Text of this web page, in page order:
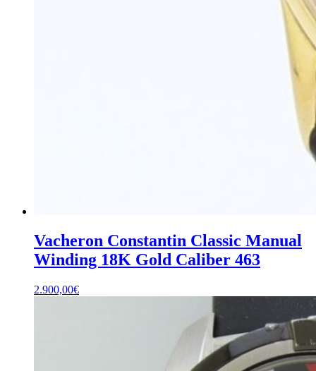
Vacheron Constantin Classic Manual
Winding 18K Gold Caliber 463
2.900,00€